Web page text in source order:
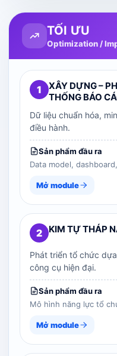
TỐI ƯU
Optimization /
1
XÂY DỰNG –
THỐNG BÁO
Dữ liệu chuẩn hóa,
điều hành.
Sản phẩm đầu ra
Data model,
Mở module
2 KIM TỰ THÁP
Phát triển tổ chức
công cụ hiện đại.
Sản phẩm đầu ra
Mô hình năng lực tổ
Mở module